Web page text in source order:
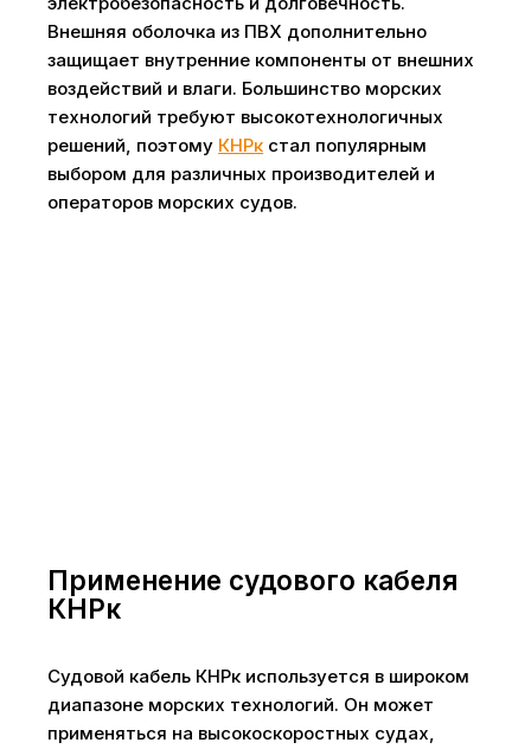
Внешняя оболочка из ПВХ дополнительно
защищает внутренние компоненты от внешних
воздействий и влаги. Большинство морских
технологий требуют высокотехнологичных
решений, поэтому КНРк стал популярным
выбором для различных производителей и
операторов морских судов.
Применение судового кабеля
КНРк
Судовой кабель КНРк используется в широком
диапазоне морских технологий. Он может
применяться на высокоскоростных судах,